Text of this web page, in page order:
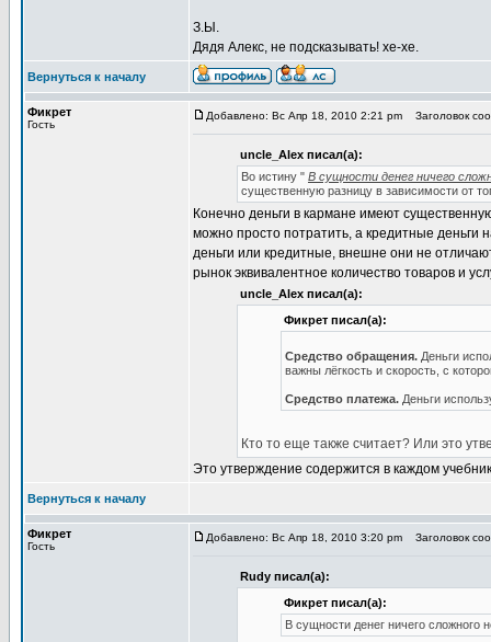
З.Ы.
Дядя Алекс, не подсказывать! хе-хе.
Вернуться к началу
Фикрет
Гость
Добавлено: Вс Апр 18, 2010 2:21 pm Заголовок
uncle_Alex писал(а):
Во истину " В сущности денег ничего
существенную разницу в зависимости от
Конечно деньги в кармане имеют
можно просто потратить, а кредитные деньги
деньги или кредитные, внешне они не
рынок эквивалентное количество товаров и
uncle_Alex писал(а):
Фикрет писал(а):
Средство обращения. Деньги
важны лёгкость и скорость, с
Средство платежа. Деньги
Кто то еще также считает? Или это
Это утверждение содержится в каждом
Вернуться к началу
Фикрет
Гость
Добавлено: Вс Апр 18, 2010 3:20 pm Заголовок
Rudy писал(а):
Фикрет писал(а):
В сущности денег ничего сложного